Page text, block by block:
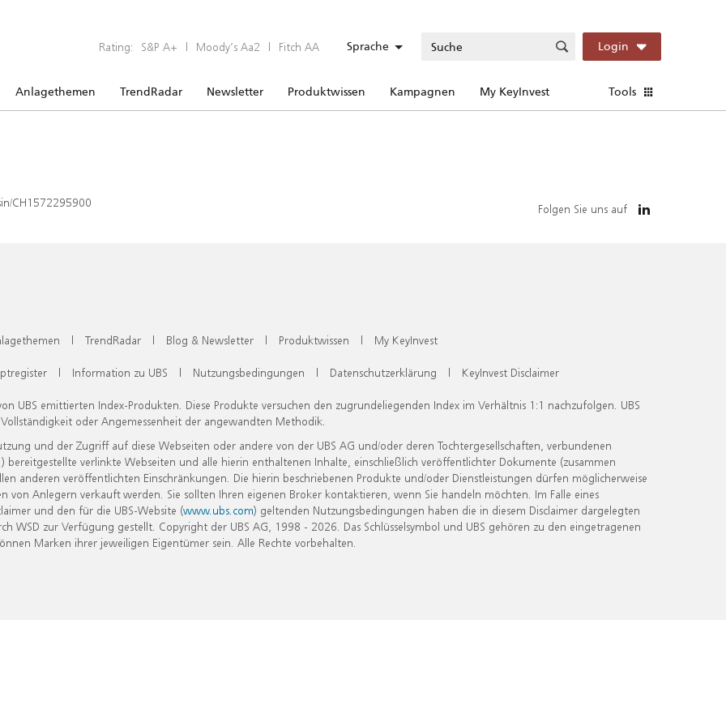
Rating: S&P A+ | Moody’s Aa2 | Fitch AA Sprache Login
Anlagethemen TrendRadar Newsletter Produktwissen Kampagnen My KeyInvest Tools
CH1572295900 Folgen Sie uns auf
| TrendRadar | Blog & Newsletter | Produktwissen | My KeyInvest
| Information zu UBS | Nutzungsbedingungen | Datenschutzerklärung | KeyInvest Disclaimer
UBS emittierten Index-Produkten. Diese Produkte versuchen den zugrundeliegenden Index im Verhältnis 1:1 nachzufolgen. UBS
oder Angemessenheit der angewandten Methodik.
und der Zugriff auf diese Webseiten oder andere von der UBS AG und/oder deren Tochtergesellschaften, verbundenen
verlinkte Webseiten und alle hierin enthaltenen Inhalte, einschließlich veröffentlichter Dokumente (zusammen
anderen veröffentlichten Einschränkungen. Die hierin beschriebenen Produkte und/oder Dienstleistungen dürfen möglicherweise
Anlegern verkauft werden. Sie sollten Ihren eigenen Broker kontaktieren, wenn Sie handeln möchten. Im Falle eines
und den für die UBS-Website (www.ubs.com) geltenden Nutzungsbedingungen haben die in diesem Disclaimer dargelegten
zur Verfügung gestellt. Copyright der UBS AG, 1998 - 2026. Das Schlüsselsymbol und UBS gehören zu den eingetragenen
Marken ihrer jeweiligen Eigentümer sein. Alle Rechte vorbehalten.